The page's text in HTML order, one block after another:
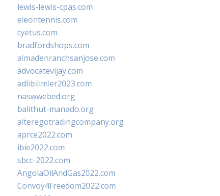
lewis-lewis-cpas.com
eleontennis.com
cyetus.com
bradfordshops.com
almadenranchsanjose.com
advocatevijay.com
adlibilimler2023.com
naswwebed.org
balithut-manado.org
alteregotradingcompany.org
aprce2022.com
ibie2022.com
sbcc-2022.com
AngolaOilAndGas2022.com
Convoy4Freedom2022.com